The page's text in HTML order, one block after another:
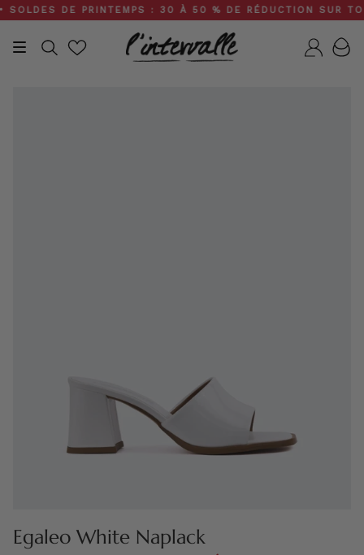
Skip
to
content
DE PRINTEMPS : 30 À 50 % DE RÉDUCTION SUR
Recherche
Egaleo White Naplack